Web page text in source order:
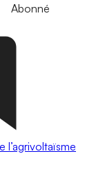
Abonné
l’agrivoltaïsme